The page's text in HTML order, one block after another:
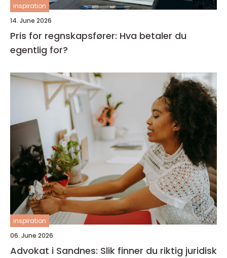
inspiration
14. June 2026
Pris for regnskapsfører: Hva betaler du
egentlig for?
inspiration
06. June 2026
Advokat i Sandnes: Slik finner du riktig juridisk